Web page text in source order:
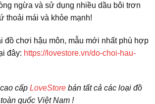
ngừa và sử dụng nhiều dầu bôi trơn
thoải mái và khỏe mạnh!
đồ chơi hậu môn, mẫu mới nhất phù hợp
đây: https://lovestore.vn/do-choi-hau-
cấp LoveStore bán tất cả các loại đồ
quốc Việt Nam !